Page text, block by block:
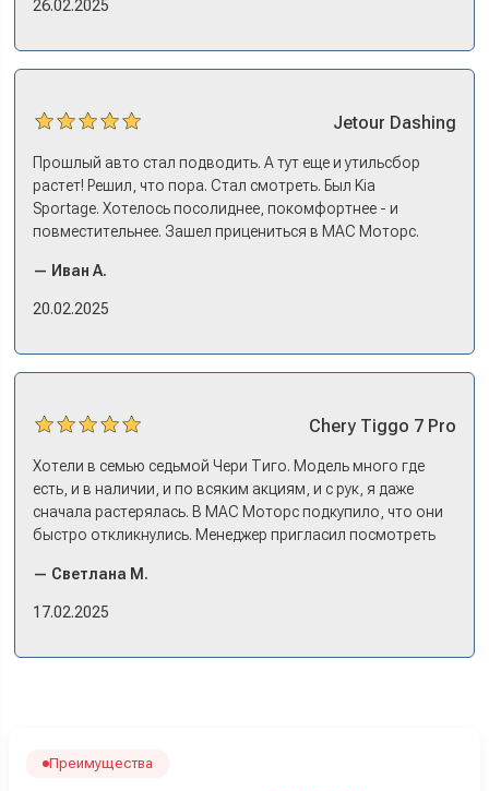
26.02.2025
Jetour Dashing
Прошлый авто стал подводить. А тут еще и утильсбор
растет! Решил, что пора. Стал смотреть. Был Kia
Sportage. Хотелось посолиднее, покомфортнее - и
повместительнее. Зашел прицениться в МАС Моторс.
и прям мое! Даже не скажешь, что «китаец». Прям не
вылезая из него и порешали. Спортэйдж в трейд-ин
— Иван А.
20.02.2025
Chery Tiggo 7 Pro
Хотели в семью седьмой Чери Тиго. Модель много где
есть, и в наличии, и по всяким акциям, и с рук, я даже
сначала растерялась. В МАС Моторс подкупило, что они
быстро откликнулись. Менеджер пригласил посмотреть
примериться. Нам тут недалеко, пришли в салон - и в тот
же день купили машину! Неожиданно, но довольны! Все
менеджеру Сергею, профессионал своего дела!
— Светлана М.
17.02.2025
Преимущества